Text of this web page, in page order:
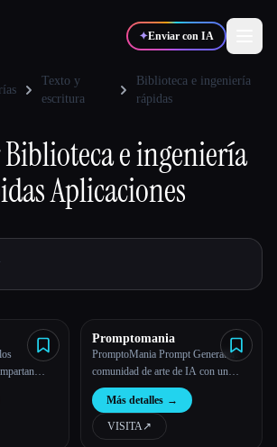
✦Enviar con IA
📈Marketers
Texto y
escritura
Biblioteca e ingeniería
rápidas
Biblioteca e ingeniería
Aplicaciones
ilimitadas
Promptomania
PromptoMania Prompt Generator:
comunidad de arte de IA con un
creador de mensajes en línea
Más detalles →
VISITA↗︎